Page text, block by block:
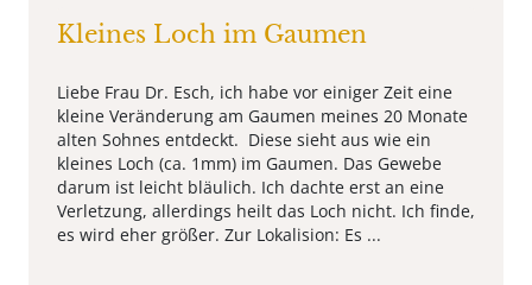
Kleines Loch im Gaumen
Liebe Frau Dr. Esch, ich habe vor einiger Zeit eine
kleine Veränderung am Gaumen meines 20 Monate
alten Sohnes entdeckt. Diese sieht aus wie ein
kleines Loch (ca. 1mm) im Gaumen. Das Gewebe
darum ist leicht bläulich. Ich dachte erst an eine
Verletzung, allerdings heilt das Loch nicht. Ich finde,
es wird eher größer. Zur Lokalision: Es ...